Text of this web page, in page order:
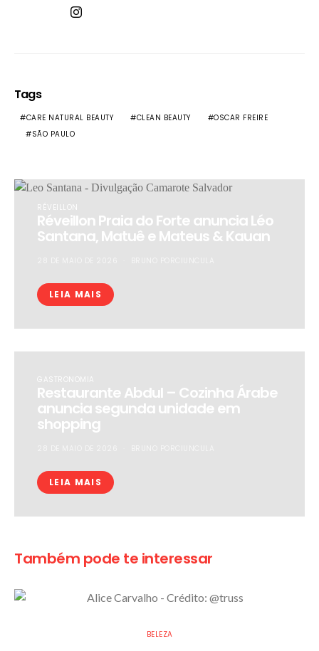
Tags
CARE NATURAL BEAUTY CLEAN BEAUTY
OSCAR FREIRE
SÃO PAULO
RÉVEILLON
Réveillon Praia do Forte anuncia Léo
Santana, Matuê e Mateus & Kauan
LEIA MAIS
GASTRONOMIA
Restaurante Abdul – Cozinha Árabe
anuncia segunda unidade em
shopping
LEIA MAIS
Também pode te interessar
BELEZA